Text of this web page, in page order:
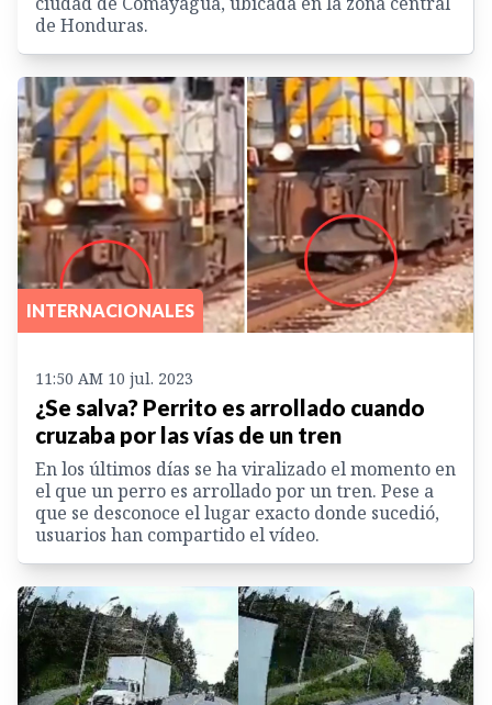
de Honduras.
INTERNACIONALES
11:50 AM 10 jul. 2023
¿Se salva? Perrito es arrollado cuando
cruzaba por las vías de un tren
En los últimos días se ha viralizado el momento en
el que un perro es arrollado por un tren. Pese a
que se desconoce el lugar exacto donde sucedió,
usuarios han compartido el vídeo.